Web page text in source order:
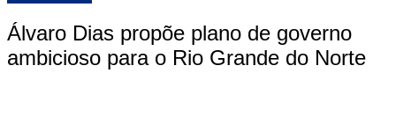
Álvaro Dias propõe plano de governo
ambicioso para o Rio Grande do Norte